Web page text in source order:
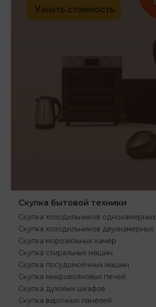
Скупка бытовой техники
Скупка холодильников однокамерных
Скупка холодильников двухкамерных
Скупка морозильных камер
Скупка стиральных машин
Скупка посудомоечных машин
Скупка микроволновых печей
Скупка духовых шкафов
Скупка варочных панелей